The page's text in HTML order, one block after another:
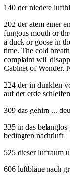
140 der niedere
202 der atem einer
fungous mouth or
a duck or goose in
time. The cold
complaint will
Cabinet of Wonder.
224 der in dunklen
auf der erde
309 das gehirn ...
335 in das belanglos
bedingten nachtluft
525 dieser luftraum
606 luftbläue nach